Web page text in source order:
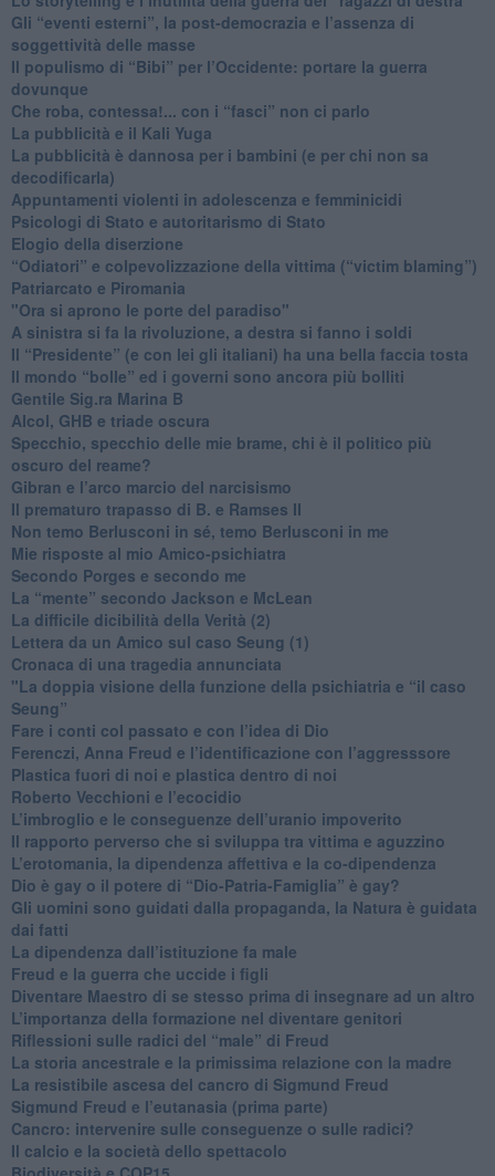
​Gli “eventi esterni”, la post-democrazia e l’assenza di
soggettività delle masse
​Il populismo di “Bibi” per l’Occidente: portare la guerra
dovunque
​Che roba, contessa!... con i “fasci” non ci parlo
La pubblicità e il Kali Yuga
​La pubblicità è dannosa per i bambini (e per chi non sa
decodificarla)
​Appuntamenti violenti in adolescenza e femminicidi
​Psicologi di Stato e autoritarismo di Stato
Elogio della diserzione
“Odiatori” e colpevolizzazione della vittima (“victim blaming”)
​Patriarcato e Piromania
"Ora si aprono le porte del paradiso"
​A sinistra si fa la rivoluzione, a destra si fanno i soldi
​Il “Presidente” (e con lei gli italiani) ha una bella faccia tosta
​Il mondo “bolle” ed i governi sono ancora più bolliti
​Gentile Sig.ra Marina B
​Alcol, GHB e triade oscura
​Specchio, specchio delle mie brame, chi è il politico più
oscuro del reame?
​Gibran e l’arco marcio del narcisismo
​Il prematuro trapasso di B. e Ramses II
​Non temo Berlusconi in sé, temo Berlusconi in me
​Mie risposte al mio Amico-psichiatra
​Secondo Porges e secondo me
​La “mente” secondo Jackson e McLean
La difficile dicibilità della Verità (2)
​Lettera da un Amico sul caso Seung (1)
​Cronaca di una tragedia annunciata
"​La doppia visione della funzione della psichiatria e “il caso
Seung”
​Fare i conti col passato e con l’idea di Dio
​Ferenczi, Anna Freud e l’identificazione con l’aggresssore
Plastica fuori di noi e plastica dentro di noi
​Roberto Vecchioni e l’ecocidio
​L’imbroglio e le conseguenze dell’uranio impoverito
​Il rapporto perverso che si sviluppa tra vittima e aguzzino
L’erotomania, la dipendenza affettiva e la co-dipendenza
​Dio è gay o il potere di “Dio-Patria-Famiglia” è gay?
​Gli uomini sono guidati dalla propaganda, la Natura è guidata
dai fatti
La dipendenza dall’istituzione fa male
​Freud e la guerra che uccide i figli
​Diventare Maestro di se stesso prima di insegnare ad un altro
L’importanza della formazione nel diventare genitori
Riflessioni sulle radici del “male” di Freud
​La storia ancestrale e la primissima relazione con la madre
​La resistibile ascesa del cancro di Sigmund Freud
Sigmund Freud e l’eutanasia (prima parte)
Cancro: intervenire sulle conseguenze o sulle radici?
​Il calcio e la società dello spettacolo